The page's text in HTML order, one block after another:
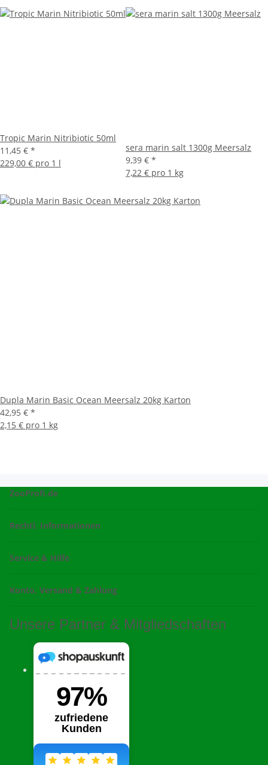
Tropic Marin Nitribiotic 50ml
11,45 € *
229,00 € pro 1 l
sera marin salt 1300g Meersalz
9,39 € *
7,22 € pro 1 kg
Dupla Marin Basic Ocean Meersalz 20kg Karton
42,95 € *
2,15 € pro 1 kg
ZooProfi.de
Rechtl. Informationen
Service & Hilfe
Konto, Versand & Zahlung
Unsere Partner & Mitgliedschaften